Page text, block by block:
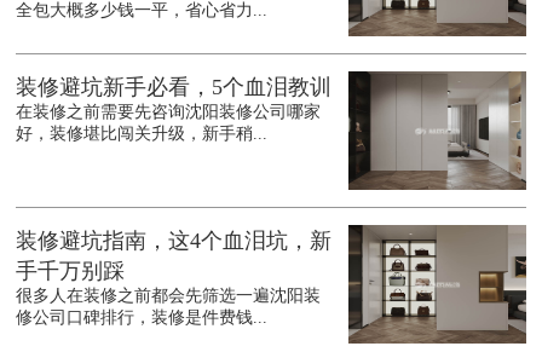
全包大概多少钱一平，省心省力...
装修避坑新手必看，5个血泪教训
在装修之前需要先咨询沈阳装修公司哪家
好，装修堪比闯关升级，新手稍...
装修避坑指南，这4个血泪坑，新
手千万别踩
很多人在装修之前都会先筛选一遍沈阳装
修公司口碑排行，装修是件费钱...